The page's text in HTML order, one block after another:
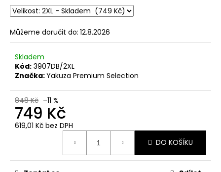
Můžeme doručit do: 12.8.2026
Skladem
Kód: 3907DB/2XL
Značka:Yakuza Premium Selection
848 Kč –11 %
749 Kč
619,01 Kč bez DPH
DO KOŠÍKU
ŠEDÉ
TRIČKO
YAKUZA
PREMIUM
YPS
3906
BROKEN
LEGEND
749
Kč
Původně: